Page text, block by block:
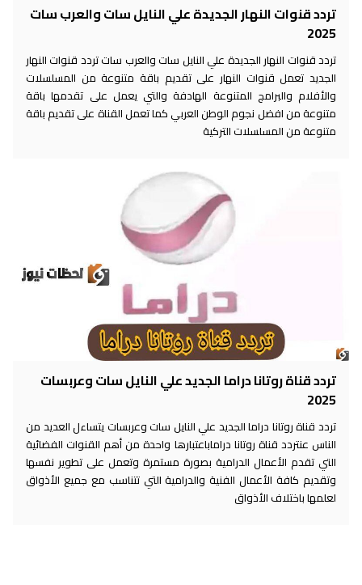
تردد قنوات النهار الجديدة علي النايل سات والعرب سات
2025
تردد قنوات النهار الجديدة علي النايل سات والعرب سات تردد قنوات النهار
الجديد تعمل قنوات النهار على تقديم باقة متنوعة من المسلسلات
والأفلام والبرامج المتنوعة الهادفة والتي يعمل على تقدمها باقة
متنوعة من افضل نجوم الوطن العربي كما تعمل القناة على تقديم باقة
متنوعة من المسلسلات التركية
تردد قناة روتانا دراما الجديد علي النايل سات وعربسات
2025
تردد قناة روتانا دراما الجديد علي النايل سات وعربسات يتساءل العديد من
الناس عنتردد قناة روتانا دراماباعتبارها واحدة من أهم القنوات الفضائية
التي تقدم الأعمال الدرامية بصورة مستمرة وتعمل على تطوير نفسها
وتقديم كافة الأعمال الفنية والدرامية التي تتناسب مع جميع الأذواق
لعلمها باختلاف الأذواق